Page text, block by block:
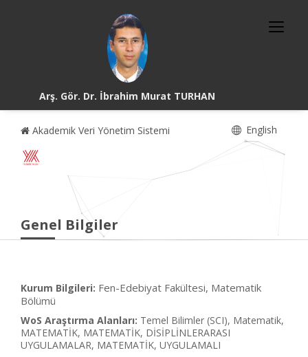
Arş. Gör. Dr. İbrahim Murat TURHAN
Akademik Veri Yönetim Sistemi English
Genel Bilgiler
Kurum Bilgileri: Fen-Edebiyat Fakültesi, Matematik
Bölümü
WoS Araştırma Alanları: Temel Bilimler (SCI), Matematik,
MATEMATİK, MATEMATİK, DİSİPLİNLERARASI
UYGULAMALAR, MATEMATİK, UYGULAMALI